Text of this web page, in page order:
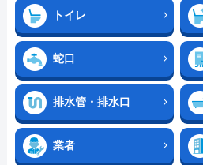
トイレ
蛇口
排水管・排水口
業者